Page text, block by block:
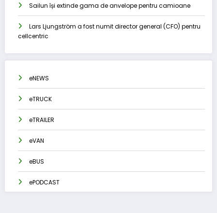
Sailun își extinde gama de anvelope pentru camioane
Lars Ljungström a fost numit director general (CFO) pentru
cellcentric
eNEWS
eTRUCK
eTRAILER
eVAN
eBUS
ePODCAST